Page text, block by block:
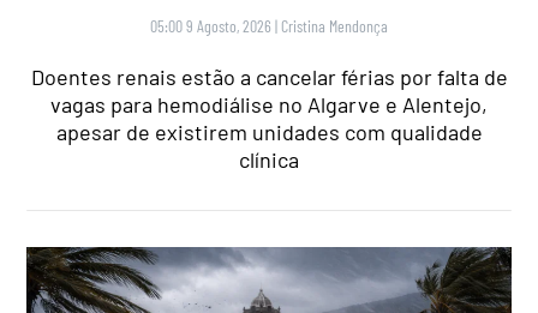
05:00 9 Agosto, 2026 | Cristina Mendonça
Doentes renais estão a cancelar férias por falta de
vagas para hemodiálise no Algarve e Alentejo,
apesar de existirem unidades com qualidade
clínica